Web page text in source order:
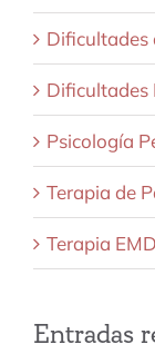
Dificultades
Dificultades
Psicología
Terapia de
Terapia
Entradas